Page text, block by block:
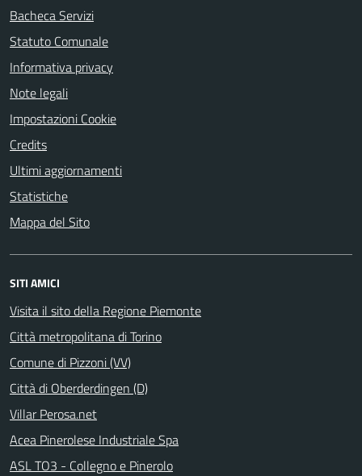
Bacheca Servizi
Statuto Comunale
Informativa privacy
Note legali
Impostazioni Cookie
Credits
Ultimi aggiornamenti
Statistiche
Mappa del Sito
SITI AMICI
Visita il sito della Regione Piemonte
Città metropolitana di Torino
Comune di Pizzoni (VV)
Città di Oberderdingen (D)
Villar Perosa.net
Acea Pinerolese Industriale Spa
ASL TO3 - Collegno e Pinerolo